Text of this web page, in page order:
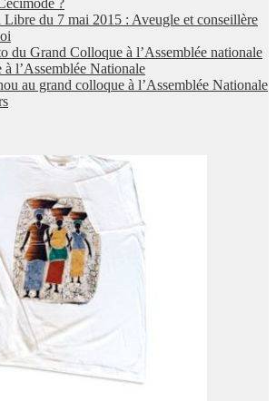
du 7 mai 2015 : Aveugle et conseillère
du Grand Colloque à l’Assemblée nationale
l’Assemblée Nationale
au grand colloque à l’Assemblée Nationale